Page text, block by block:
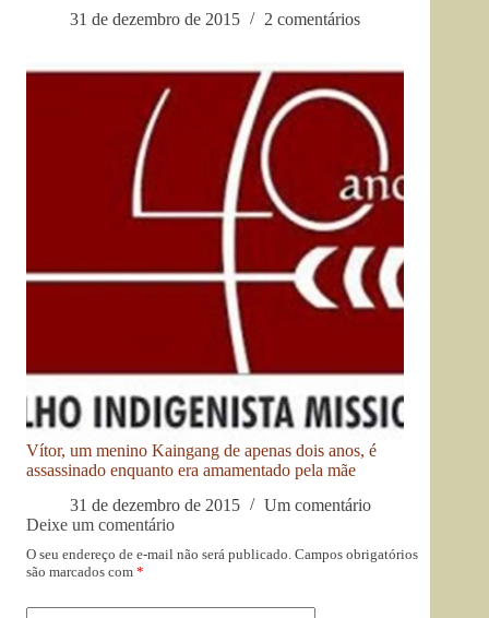
31 de dezembro de 2015
2 comentários
Vítor, um menino Kaingang de apenas dois anos, é
assassinado enquanto era amamentado pela mãe
31 de dezembro de 2015
Um comentário
Deixe um comentário
O seu endereço de e-mail não será publicado. Campos obrigatórios
são marcados com *